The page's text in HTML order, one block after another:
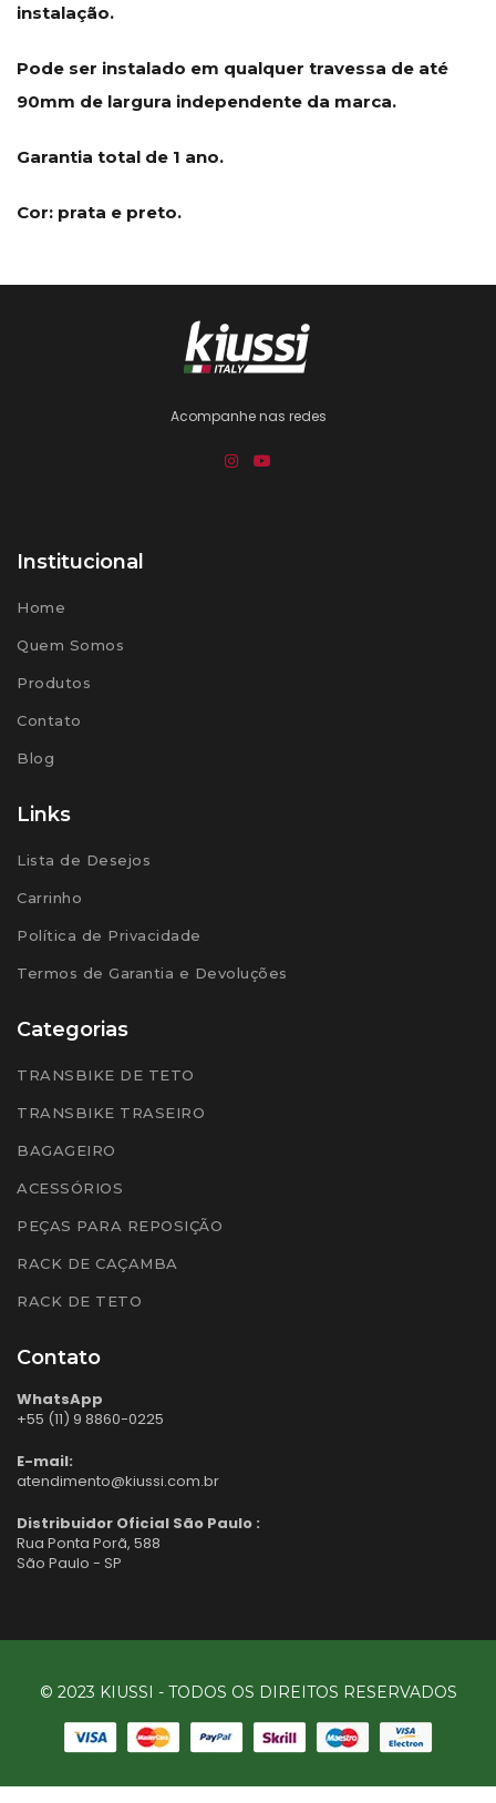
instalação.
Pode ser instalado em qualquer travessa de até
90mm de largura independente da marca.
Garantia total de 1 ano.
Cor: prata e preto.
Acompanhe nas redes
Institucional
Home
Quem Somos
Produtos
Contato
Blog
Links
Lista de Desejos
Carrinho
Política de Privacidade
Termos de Garantia e Devoluções
Categorias
TRANSBIKE DE TETO
TRANSBIKE TRASEIRO
BAGAGEIRO
ACESSÓRIOS
PEÇAS PARA REPOSIÇÃO
RACK DE CAÇAMBA
RACK DE TETO
Contato
WhatsApp
+55 (11) 9 8860-0225
E-mail:
atendimento@kiussi.com.br
Distribuidor Oficial São Paulo :
Rua Ponta Porã, 588
São Paulo - SP
© 2023 KIUSSI - TODOS OS DIREITOS RESERVADOS